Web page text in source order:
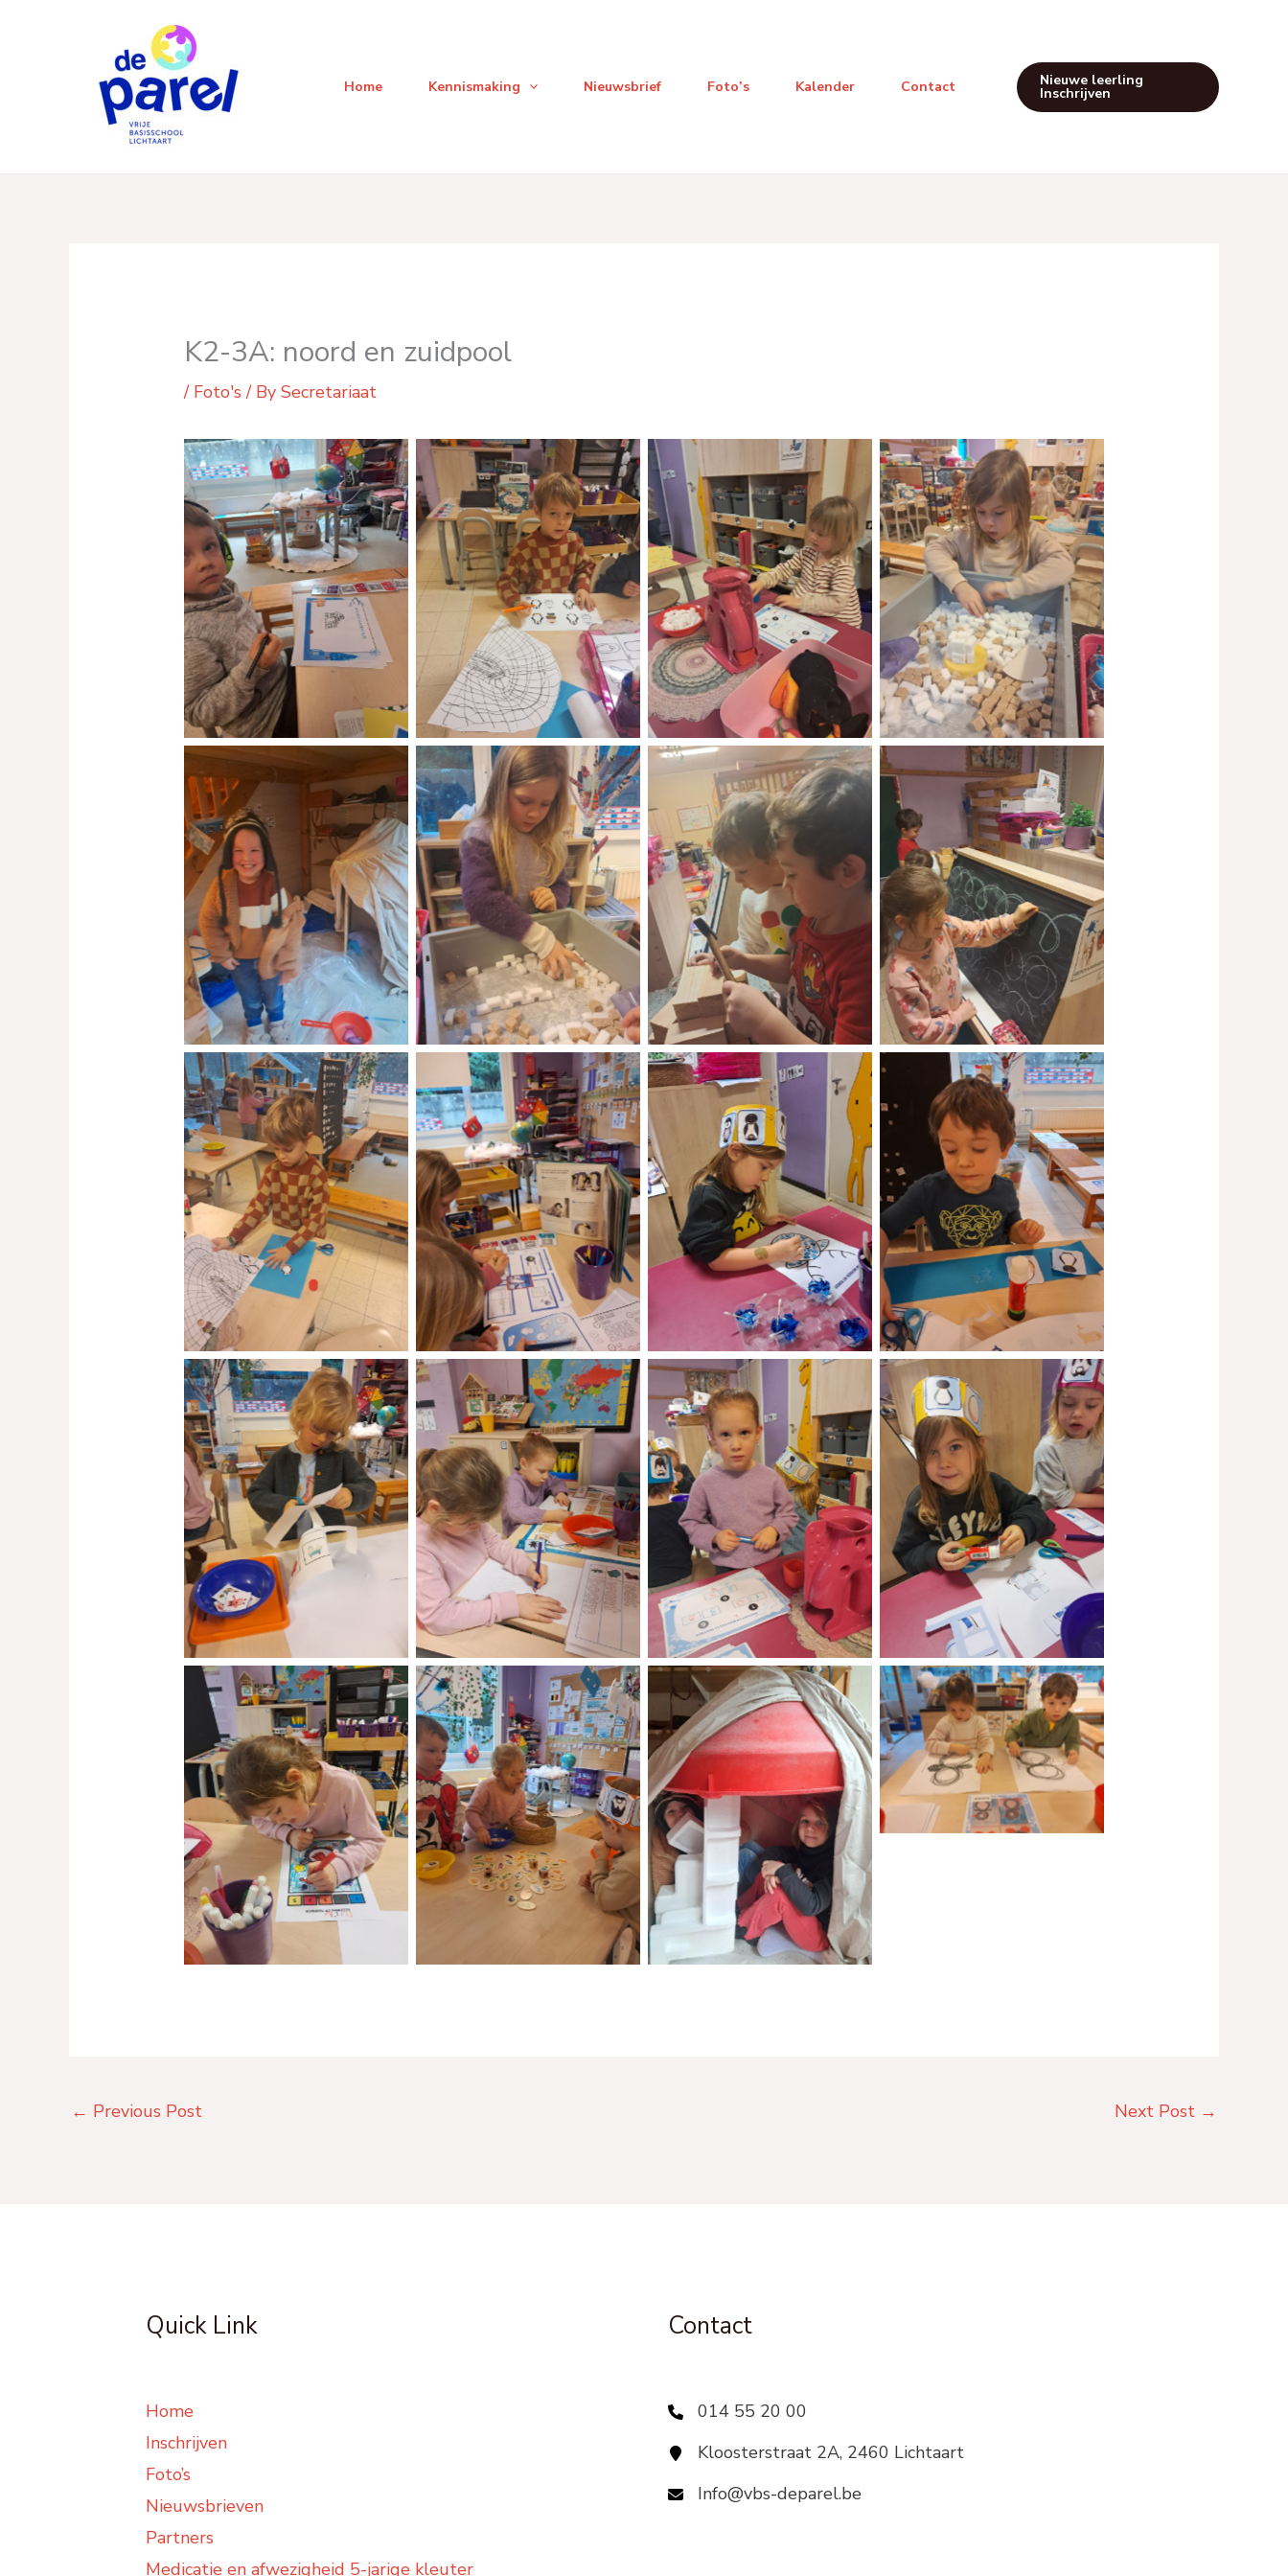
Home Kennismaking Nieuwsbrief Foto’s Kalender Contact Nieuwe leerling
Inschrijven
K2-3A: noord en zuidpool
/ Foto's / BySecretariaat
No Caption No Caption No Caption No Caption
No Caption No Caption No Caption No Caption
No Caption No Caption No Caption No Caption
No Caption No Caption No Caption No Caption
No Caption No Caption No Caption
No Caption
← Previous Post Next Post →
Quick Link
Home
Inschrijven
Foto’s
Nieuwsbrieven
Partners
Medicatie en afwezigheid 5-jarige kleuter
Contact
014 55 20 00
Kloosterstraat 2A, 2460 Lichtaart
Info@vbs-deparel.be